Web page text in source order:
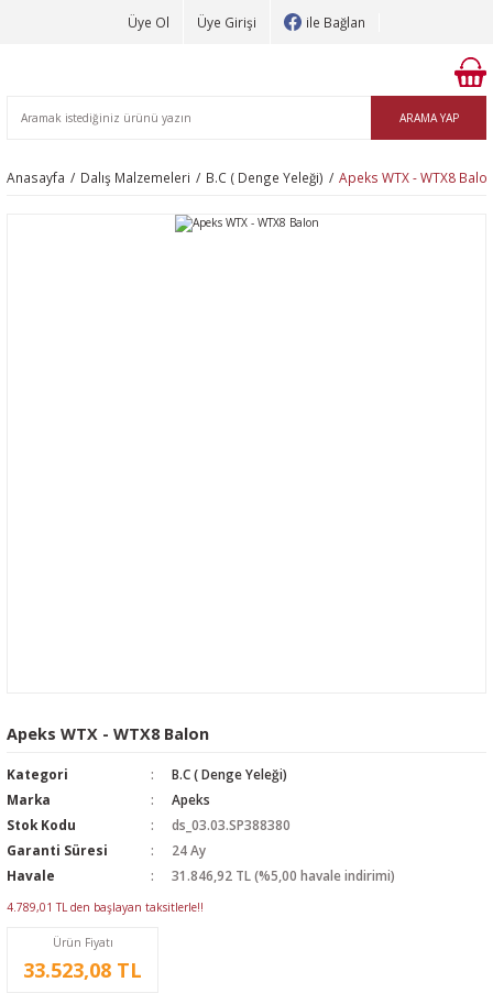
Üye Ol Üye Girişi ile Bağlan
ARAMA YAP
Anasayfa Dalış Malzemeleri B.C ( Denge Yeleği) Apeks WTX - WTX8
Apeks WTX - WTX8 Balon
Kategori
B.C ( Denge Yeleği)
Marka
Apeks
Stok Kodu
ds_03.03.SP388380
Garanti Süresi
24 Ay
Havale
31.846,92 TL (%5,00 havale indirimi)
4.789,01 TL den başlayan taksitlerle!!
Ürün Fiyatı
33.523,08 TL